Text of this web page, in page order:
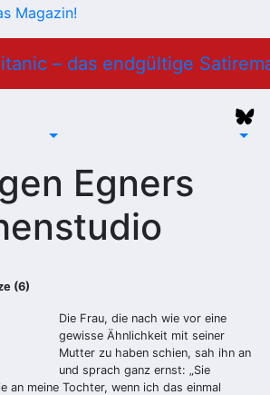
Egners
(6)
Die Frau, die nach wie vor eine
gewisse Ähnlichkeit mit seiner
Mutter zu haben schien, sah ihn an
und sprach ganz ernst: „Sie
an meine Tochter, wenn ich das einmal